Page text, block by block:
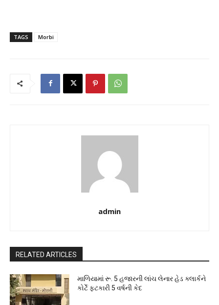
TAGS Morbi
admin
RELATED ARTICLES
માળિયામાં રૂ. 5 હજારની લાંચ લેનાર હેડ ક્લાર્કને
કોર્ટે ફટકારી 5 વર્ષની કેદ